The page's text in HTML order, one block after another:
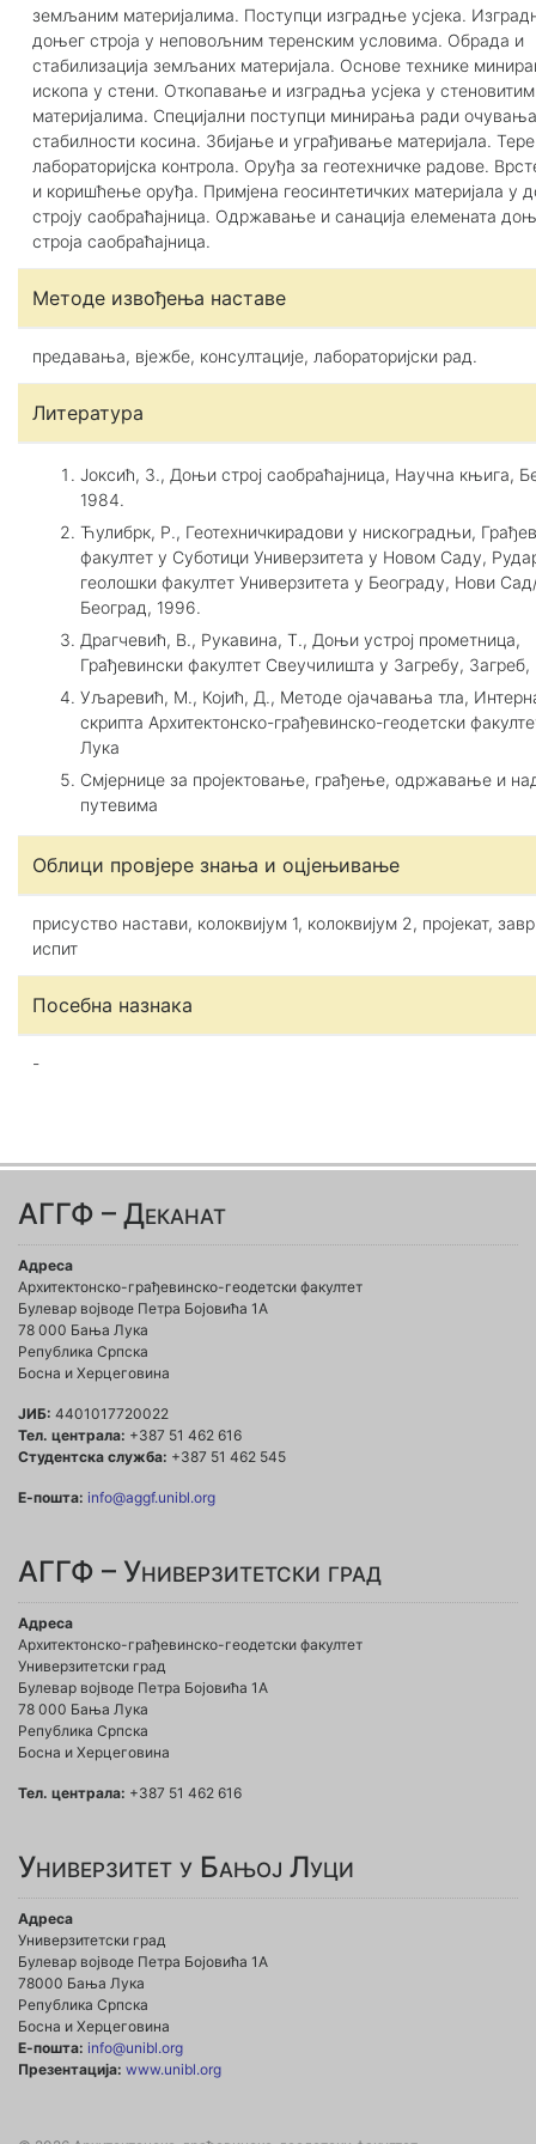
земљаним материјалима. Поступци изградње усјека.
доњег строја у неповољним теренским условима. Обрада и
стабилизација земљаних материјала. Основе технике
ископа у стени. Откопавање и изградња усјека у стеновитим
материјалима. Специјални поступци минирања ради очувања
стабилности косина. Збијање и уграђивање материјала.
лабораторијска контрола. Оруђа за геотехничке радове.
и коришћење оруђа. Примјена геосинтетичких материјала у
строју саобраћајница. Одржавање и санација елемената
строја саобраћајница.
Методе извођења наставе
предавања, вјежбе, консултације, лабораторијски рад.
Литература
Јоксић, З., Доњи строј саобраћајница, Научна књига,
1984.
Ћулибрк, Р., Геотехничкирадови у нискоградњи,
факултет у Суботици Универзитета у Новом Саду,
геолошки факултет Универзитета у Београду, Нови
Београд, 1996.
Драгчевић, В., Рукавина, Т., Доњи устрој прометница,
Грађевински факултет Свеучилишта у Загребу,
Уљаревић, М., Којић, Д., Методе ојачавања тла,
скрипта Архитектонско-грађевинско-геодетски
Лука
Смјернице за пројектовање, грађење, одржавање и
путевима
Облици провјере знања и оцјењивање
присуство настави, колоквијум 1, колоквијум 2, пројекат,
испит
Посебна назнака
-
АГГФ – Деканат
Адреса
Архитектонско-грађевинско-геодетски факултет
Булевар војводе Петра Бојовића 1A
78 000 Бања Лука
Република Српска
Босна и Херцеговина
ЈИБ: 4401017720022
Тел. централа: +387 51 462 616
Студентска служба: +387 51 462 545
Е-пошта: info@aggf.unibl.org
АГГФ – Универзитетски град
Адреса
Архитектонско-грађевинско-геодетски факултет
Универзитетски град
Булевар војводе Петра Бојовића 1A
78 000 Бања Лука
Република Српска
Босна и Херцеговина
Тел. централа: +387 51 462 616
Универзитет у Бањој Луци
Адреса
Универзитетски град
Булевар војводе Петра Бојовића 1А
78000 Бања Лука
Република Српска
Босна и Херцеговина
Е-пошта: info@unibl.org
Презентација: www.unibl.org